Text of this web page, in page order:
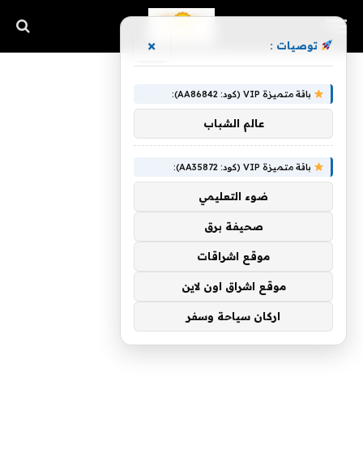
توصيات : ×
باقة متميزة VIP (كود: AA86842):
عالم الشباب
باقة متميزة VIP (كود: AA35872):
ضوء التعليمي
صحيفة برق
موقع اشراقات
موقع اشراق اون لاين
اركان سياحة وسفر